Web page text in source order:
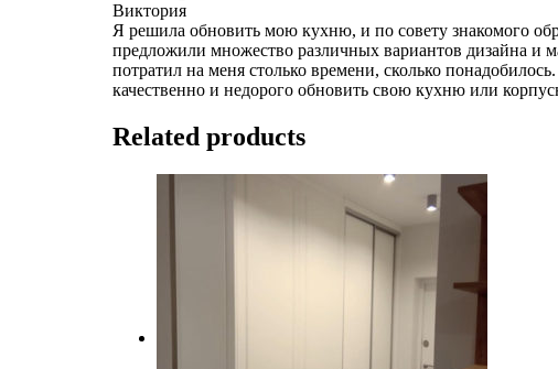
Виктория
Я решила обновить мою кухню, и по совету знакомого
предложили множество различных вариантов дизайна и
потратил на меня столько времени, сколько
качественно и недорого обновить свою кухню или
Related products